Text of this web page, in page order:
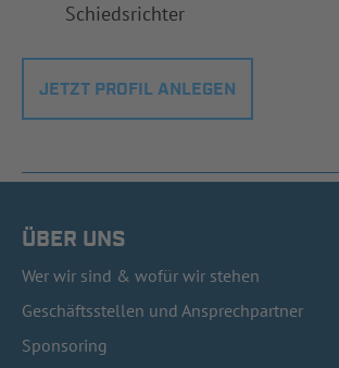
Schiedsrichter
JETZT PROFIL ANLEGEN
ÜBER UNS
Wer wir sind & wofür wir stehen
Geschäftsstellen und Ansprechpartner
Sponsoring